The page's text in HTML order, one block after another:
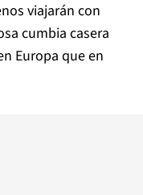
viajarán con
cumbia casera
Europa que en